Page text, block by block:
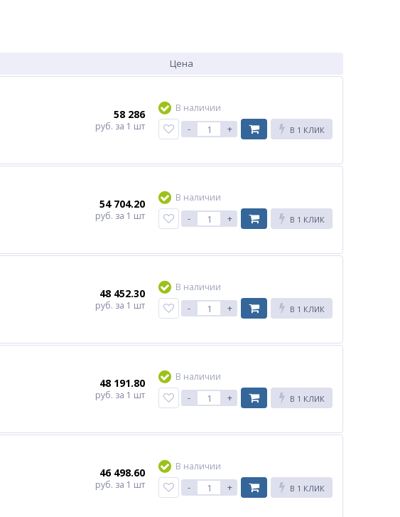
Цена
58 286
руб. за 1 шт
В наличии
- + В 1 КЛИК
54 704.20
руб. за 1 шт
В наличии
- + В 1 КЛИК
48 452.30
руб. за 1 шт
В наличии
- + В 1 КЛИК
48 191.80
руб. за 1 шт
В наличии
- + В 1 КЛИК
46 498.60
руб. за 1 шт
В наличии
- + В 1 КЛИК